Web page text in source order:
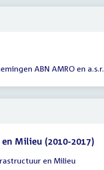
ABN AMRO en a.s.r.
Milieu (2010-2017)
en Milieu